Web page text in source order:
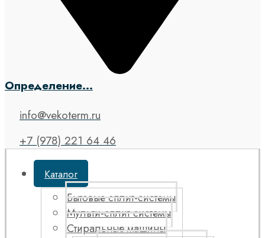
Определение...
info@vekoterm.ru
+7 (978) 221 64 46
Каталог
Бытовые сплит-системы
Мульти-сплит системы
Стиральные машины